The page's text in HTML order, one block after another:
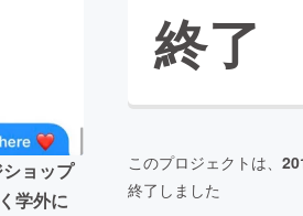
ョップ
学外に
終了
このプロジェクトは、
終了しました